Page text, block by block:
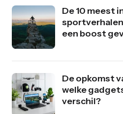
De 10 meest
een boost
De opkomst
welke
verschil?